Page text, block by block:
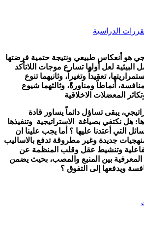
الدراسية
هو أنعكاس طبيعي ونتيجة حتمية فرضتها
لعل أولها تسارع موجات اللاتأكد
تعقيداً وتغيراً، وثانيهما تنوع
أنماطاً ومناورةً، وثالثهما شيوع
المعضلات الاخلاقية
يبقى تساؤل دائماً يساور قادة
هل نكتفي بصياغة الاستراتيجية وتنفيذها
التي أعتدنا عليها ؟ أما يجب علينا ان
جديدة وغير مطروقة تدفع بالاساليب
وتنشيط عقل وقلب المنظمة عن
بين المنبع والمصب، بحيث يضمن
ويدفعها إلى التفوق ؟